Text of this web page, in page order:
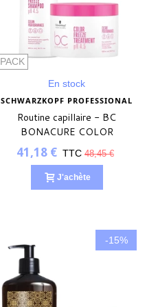
PACK
En stock
SCHWARZKOPF PROFESSIONAL
Routine capillaire - BC
BONACURE COLOR
FREEZE - protecteur
41,18 € TTC 48,45 €
J'achète
-15%